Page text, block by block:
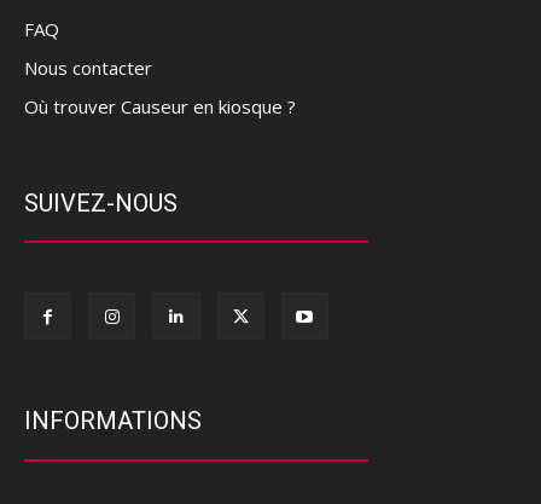
FAQ
Nous contacter
Où trouver Causeur en kiosque ?
SUIVEZ-NOUS
INFORMATIONS